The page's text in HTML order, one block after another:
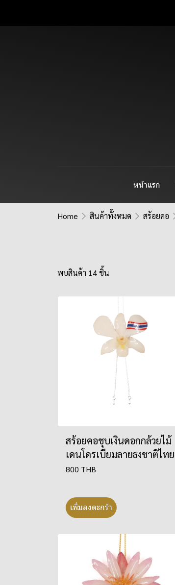
หน้าแรก
Home สินค้าทั้งหมด สร้อยคอ
พบสินค้า 14 ชิ้น
สร้อยคอชุบเงินดอกกล้วยไม้
เดนโดรเบียมลายธงชาติไทย
800 THB
เพิ่มลงตะกร้า